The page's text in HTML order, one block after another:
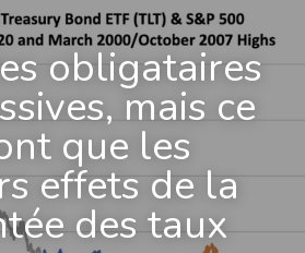
obligataires
mais ce
que les
effets de la
des taux